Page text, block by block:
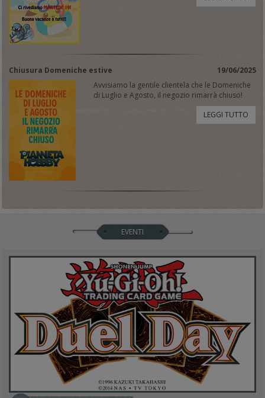
Chiusura Domeniche estive
19/06/2025
Avvisiamo la gentile clientela che le Domeniche
di Luglio e Agosto, il negozio rimarrà chiuso!
LEGGI TUTTO
EVENTI